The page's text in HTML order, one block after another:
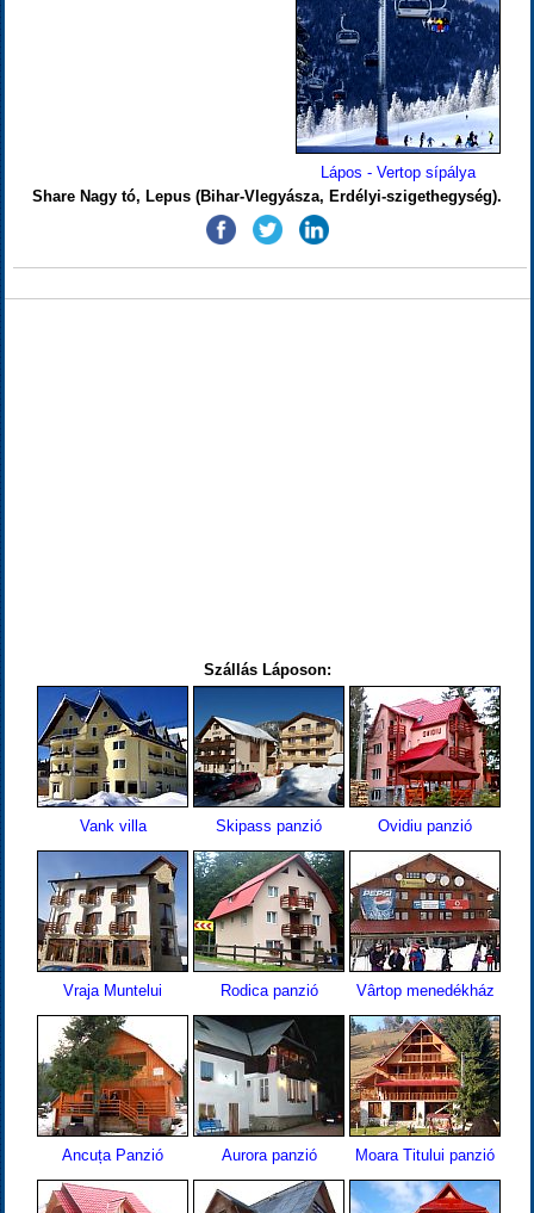
Lápos - Vertop sípálya
Share Nagy tó, Lepus (Bihar-Vlegyásza, Erdélyi-szigethegység).
Szállás Láposon:
Vank villa Skipass panzió Ovidiu panzió
Vraja Muntelui Rodica panzió Vârtop menedékház
Ancuța Panzió Aurora panzió Moara Titului panzió